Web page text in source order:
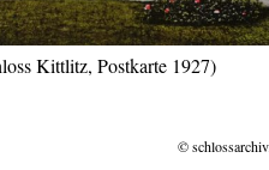
Kittlitz, Postkarte 1927)
©